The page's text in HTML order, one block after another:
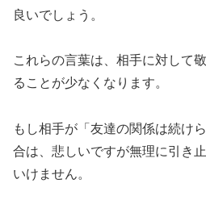
良いでしょう。
これらの言葉は、相手に対して
ることが少なくなります。
もし相手が「友達の関係は続け
合は、悲しいですが無理に引き
いけません。